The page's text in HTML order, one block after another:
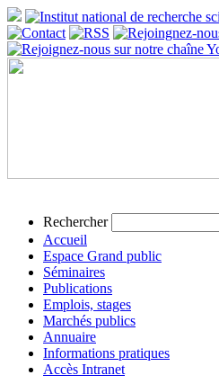
Rechercher
Accueil
Espace Grand public
Séminaires
Publications
Emplois, stages
Marchés publics
Annuaire
Informations pratiques
Accès Intranet